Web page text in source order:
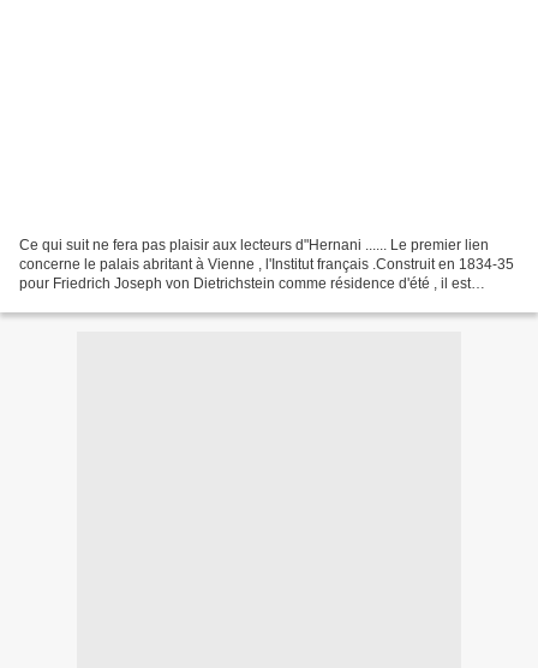
Ce qui suit ne fera pas plaisir aux lecteurs d"Hernani ...... Le premier lien
concerne le palais abritant à Vienne , l'Institut français .Construit en 1834-35
pour Friedrich Joseph von Dietrichstein comme résidence d'été , il est